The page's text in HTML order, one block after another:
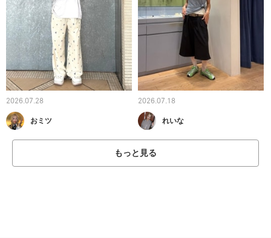
2026.07.28
おミツ
2026.07.18
れいな
もっと見る